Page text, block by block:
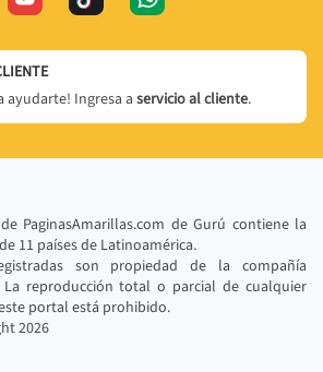
ayudarte! Ingresa a servicio al cliente.
PaginasAmarillas.com de Gurú contiene la
11 países de Latinoamérica.
son propiedad de la compañía
reproducción total o parcial de cualquier
portal está prohibido.
2026